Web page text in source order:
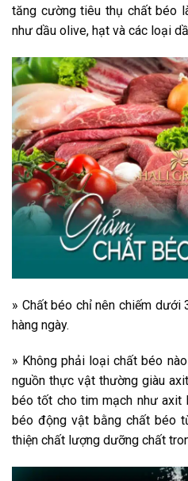
tăng cường tiêu thụ chất béo
như dầu olive, hạt và các loại
» Chất béo chỉ nên chiếm dưới
hàng ngày.
» Không phải loại chất béo
nguồn thực vật thường giàu
béo tốt cho tim mạch như axit
béo động vật bằng chất béo
thiện chất lượng dưỡng chất